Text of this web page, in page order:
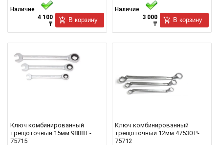
Наличие
4 100
₸
В корзину
Наличие
3 000
₸
В корзину
Ключ комбинированный
трещоточный 15мм 9888 F-
75715
Ключ комбинированный
трещоточный 12мм 47530 P-
75712